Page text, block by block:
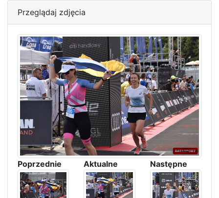
Przeglądaj zdjęcia
Poprzednie Aktualne Następne